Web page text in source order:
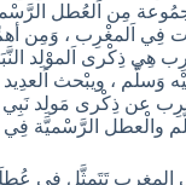
مِن اَلعُطل
فِي اَلمغْرِب ، وَمِن
هِي ذِكْرى اَلموْلِد
وَسلَّم ، ويبْحث
عن ذِكْرى مَولِد نَبِي
والْعطل الرَّسْميَّة
المغرب تَتَمثَّل فِي